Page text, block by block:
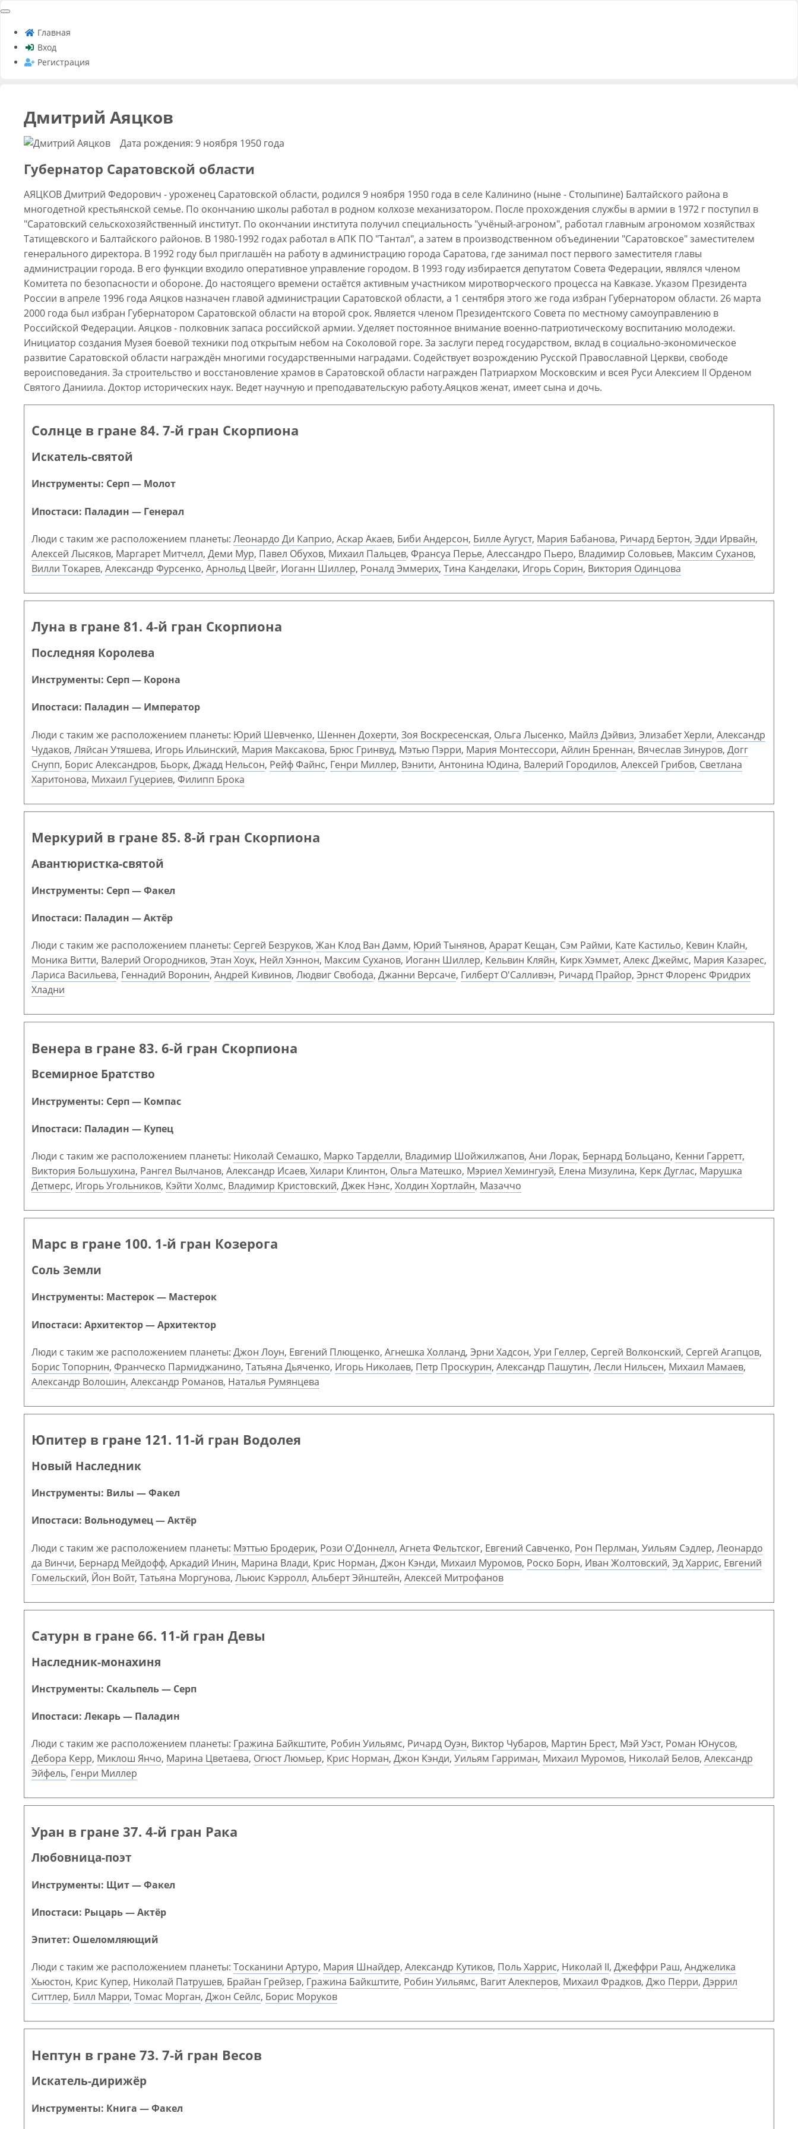
Главная
Вход
Регистрация
Дмитрий Аяцков
Дата рождения: 9 ноября 1950 года
Губернатор Саратовской области
АЯЦКОВ Дмитрий Федорович - уроженец Саратовской области, родился 9 ноября 1950 года в селе Калинино (ныне - Столыпине) Балтайского района в
многодетной крестьянской семье. По окончанию школы работал в родном колхозе механизатором. После прохождения службы в армии в 1972 г поступил в
"Саратовский сельскохозяйственный институт. По окончании института получил специальность "учёный-агроном", работал главным агрономом хозяйствах
Татищевского и Балтайского районов. В 1980-1992 годах работал в АПК ПО "Тантал", а затем в производственном объединении "Саратовское" заместителем
генерального директора. В 1992 году был приглашён на работу в администрацию города Саратова, где занимал пост первого заместителя главы
администрации города. В его функции входило оперативное управление городом. В 1993 году избирается депутатом Совета Федерации, являлся членом
Комитета по безопасности и обороне. До настоящего времени остаётся активным участником миротворческого процесса на Кавказе. Указом Президента
России в апреле 1996 года Аяцков назначен главой администрации Саратовской области, а 1 сентября этого же года избран Губернатором области. 26 марта
2000 года был избран Губернатором Саратовской области на второй срок. Является членом Президентского Совета по местному самоуправлению в
Российской Федерации. Аяцков - полковник запаса российской армии. Уделяет постоянное внимание военно-патриотическому воспитанию молодежи.
Инициатор создания Музея боевой техники под открытым небом на Соколовой горе. За заслуги перед государством, вклад в социально-экономическое
развитие Саратовской области награждён многими государственными наградами. Содействует возрождению Русской Православной Церкви, свободе
вероисповедания. За строительство и восстановление храмов в Саратовской области награжден Патриархом Московским и всея Руси Алексием II Орденом
Святого Даниила. Доктор исторических наук. Ведет научную и преподавательскую работу.Аяцков женат, имеет сына и дочь.
Солнце в гране 84. 7-й гран Скорпиона
Искатель-святой
Инструменты: Серп — Молот
Ипостаси: Паладин — Генерал
Люди с таким же расположением планеты: Леонардо Ди Каприо, Аскар Акаев, Биби Андерсон, Билле Аугуст, Мария Бабанова, Ричард Бертон, Эдди Ирвайн,
Алексей Лысяков, Маргарет Митчелл, Деми Мур, Павел Обухов, Михаил Пальцев, Франсуа Перье, Алессандро Пьеро, Владимир Соловьев, Максим Суханов,
Вилли Токарев, Александр Фурсенко, Арнольд Цвейг, Иоганн Шиллер, Роналд Эммерих, Тина Канделаки, Игорь Сорин, Виктория Одинцова
Луна в гране 81. 4-й гран Скорпиона
Последняя Королева
Инструменты: Серп — Корона
Ипостаси: Паладин — Император
Люди с таким же расположением планеты: Юрий Шевченко, Шеннен Дохерти, Зоя Воскресенская, Ольга Лысенко, Майлз Дэйвиз, Элизабет Херли, Александр
Чудаков, Ляйсан Утяшева, Игорь Ильинский, Мария Максакова, Брюс Гринвуд, Мэтью Пэрри, Мария Монтессори, Айлин Бреннан, Вячеслав Зинуров, Догг
Снупп, Борис Александров, Бьорк, Джадд Нельсон, Рейф Файнс, Генри Миллер, Вэнити, Антонина Юдина, Валерий Городилов, Алексей Грибов, Светлана
Харитонова, Михаил Гуцериев, Филипп Брока
Меркурий в гране 85. 8-й гран Скорпиона
Авантюристка-святой
Инструменты: Серп — Факел
Ипостаси: Паладин — Актёр
Люди с таким же расположением планеты: Сергей Безруков, Жан Клод Ван Дамм, Юрий Тынянов, Арарат Кещан, Сэм Райми, Кате Кастильо, Кевин Клайн,
Моника Витти, Валерий Огородников, Этан Хоук, Нейл Хэннон, Максим Суханов, Иоганн Шиллер, Кельвин Кляйн, Кирк Хэммет, Алекс Джеймс, Мария Казарес,
Лариса Васильева, Геннадий Воронин, Андрей Кивинов, Людвиг Свобода, Джанни Версаче, Гилберт О'Салливэн, Ричард Прайор, Эрнст Флоренс Фридрих
Хладни
Венера в гране 83. 6-й гран Скорпиона
Всемирное Братство
Инструменты: Серп — Компас
Ипостаси: Паладин — Купец
Люди с таким же расположением планеты: Николай Семашко, Марко Тарделли, Владимир Шойжилжапов, Ани Лорак, Бернард Больцано, Кенни Гарретт,
Виктория Большухина, Рангел Вылчанов, Александр Исаев, Хилари Клинтон, Ольга Матешко, Мэриел Хемингуэй, Елена Мизулина, Керк Дуглас, Марушка
Детмерс, Игорь Угольников, Кэйти Холмс, Владимир Кристовский, Джек Нэнс, Холдин Хортлайн, Мазаччо
Марс в гране 100. 1-й гран Козерога
Соль Земли
Инструменты: Мастерок — Мастерок
Ипостаси: Архитектор — Архитектор
Люди с таким же расположением планеты: Джон Лоун, Евгений Плющенко, Агнешка Холланд, Эрни Хадсон, Ури Геллер, Сергей Волконский, Сергей Агапцов,
Борис Топорнин, Франческо Пармиджанино, Татьяна Дьяченко, Игорь Николаев, Петр Проскурин, Александр Пашутин, Лесли Нильсен, Михаил Мамаев,
Александр Волошин, Александр Романов, Наталья Румянцева
Юпитер в гране 121. 11-й гран Водолея
Новый Наследник
Инструменты: Вилы — Факел
Ипостаси: Вольнодумец — Актёр
Люди с таким же расположением планеты: Мэттью Бродерик, Рози О'Доннелл, Агнета Фельтског, Евгений Савченко, Рон Перлман, Уильям Сэдлер, Леонардо
да Винчи, Бернард Мейдофф, Аркадий Инин, Марина Влади, Крис Норман, Джон Кэнди, Михаил Муромов, Роско Борн, Иван Жолтовский, Эд Харрис, Евгений
Гомельский, Йон Войт, Татьяна Моргунова, Льюис Кэрролл, Альберт Эйнштейн, Алексей Митрофанов
Сатурн в гране 66. 11-й гран Девы
Наследник-монахиня
Инструменты: Скальпель — Серп
Ипостаси: Лекарь — Паладин
Люди с таким же расположением планеты: Гражина Байкштите, Робин Уильямс, Ричард Оуэн, Виктор Чубаров, Мартин Брест, Мэй Уэст, Роман Юнусов,
Дебора Керр, Миклош Янчо, Марина Цветаева, Огюст Люмьер, Крис Норман, Джон Кэнди, Уильям Гарриман, Михаил Муромов, Николай Белов, Александр
Эйфель, Генри Миллер
Уран в гране 37. 4-й гран Рака
Любовница-поэт
Инструменты: Щит — Факел
Ипостаси: Рыцарь — Актёр
Эпитет: Ошеломляющий
Люди с таким же расположением планеты: Тосканини Артуро, Мария Шнайдер, Александр Кутиков, Поль Харрис, Николай II, Джеффри Раш, Анджелика
Хьюстон, Крис Купер, Николай Патрушев, Брайан Грейзер, Гражина Байкштите, Робин Уильямс, Вагит Алекперов, Михаил Фрадков, Джо Перри, Дэррил
Ситтлер, Билл Марри, Томас Морган, Джон Сейлс, Борис Моруков
Нептун в гране 73. 7-й гран Весов
Искатель-дирижёр
Инструменты: Книга — Факел